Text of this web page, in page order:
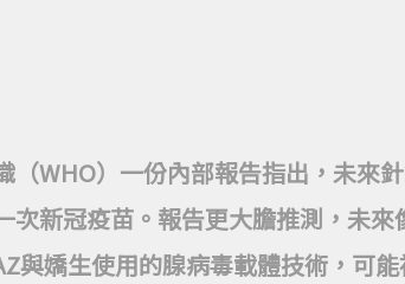
WHO）一份內部報告指出，未來
次新冠疫苗。報告更大膽推測，未
與嬌生使用的腺病毒載體技術，可能